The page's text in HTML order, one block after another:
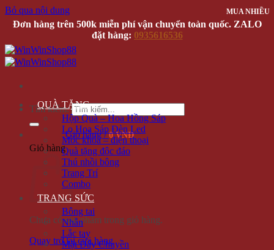
Bỏ qua nội dung
Đơn hàng trên 500k miễn phí vận chuyển toàn quốc. ZALO
đặt hàng: 0935616536
Tìm kiếm:
Giỏ hàng /0 VNĐ
Giỏ hàng
Chưa có sản phẩm trong giỏ hàng.
Quay trở lại cửa hàng
QUÀ TẶNG
Hộp Quà – Hoa Hồng Sáp
Lọ Hoa Sáp Đèn Led
Móc khóa – điện thoại
Quà tặng độc đáo
Thú nhồi bông
Trang Trí
Combo
TRANG SỨC
Bông tai
Nhẫn
Lắc tay
Mặt Dây Chuyền
MUA NHIỀU
MUA NHIỀU
MUA NHIỀU
MUA NHIỀU